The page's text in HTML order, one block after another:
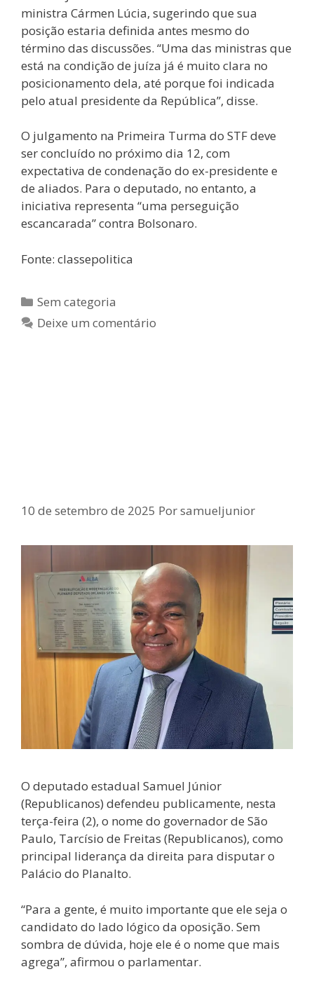
ministra Cármen Lúcia, sugerindo que sua
posição estaria definida antes mesmo do
término das discussões. “Uma das ministras que
está na condição de juíza já é muito clara no
posicionamento dela, até porque foi indicada
pelo atual presidente da República”, disse.
O julgamento na Primeira Turma do STF deve
ser concluído no próximo dia 12, com
expectativa de condenação do ex-presidente e
de aliados. Para o deputado, no entanto, a
iniciativa representa “uma perseguição
escancarada” contra Bolsonaro.
Fonte: classepolitica
Sem categoria
Deixe um comentário
10 de setembro de 2025 Porsamueljunior
O deputado estadual Samuel Júnior
(Republicanos) defendeu publicamente, nesta
terça-feira (2), o nome do governador de São
Paulo, Tarcísio de Freitas (Republicanos), como
principal liderança da direita para disputar o
Palácio do Planalto.
“Para a gente, é muito importante que ele seja o
candidato do lado lógico da oposição. Sem
sombra de dúvida, hoje ele é o nome que mais
agrega”, afirmou o parlamentar.